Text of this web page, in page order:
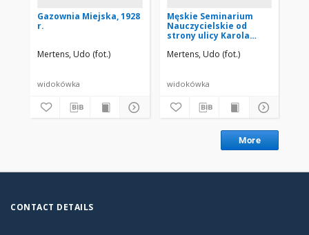
Gazownia Miejska, 1928
r.
Mertens, Udo (fot.)
widokówka
Męskie Seminarium
Nauczycielskie od
strony ulicy Karola
(obecne I LO), 1931 r.
Mertens, Udo (fot.)
widokówka
More
CONTACT DETAILS